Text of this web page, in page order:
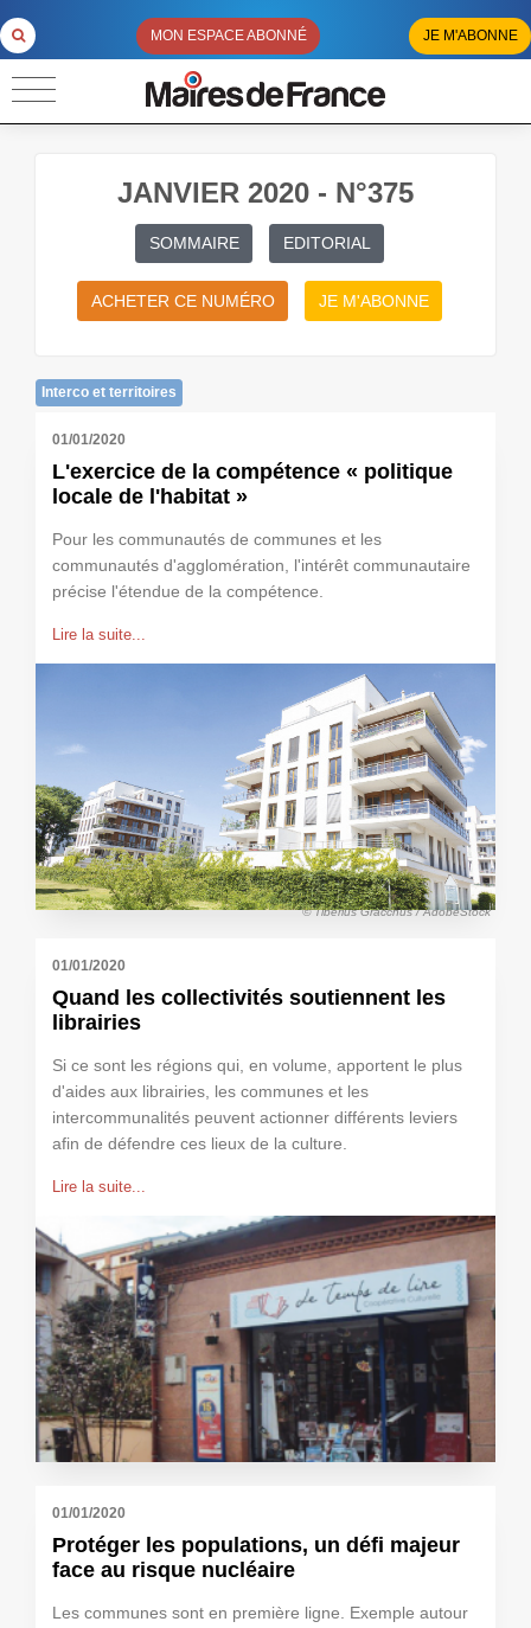
MON ESPACE ABONNÉ JE M'ABONNE
JANVIER 2020 - N°375
SOMMAIRE EDITORIAL
ACHETER CE NUMÉRO JE M'ABONNE
Interco et territoires
01/01/2020
L'exercice de la compétence « politique
locale de l'habitat »
Pour les communautés de communes et les
communautés d'agglomération, l'intérêt communautaire
précise l'étendue de la compétence.
Lire la suite...
© Tiberius Gracchus / AdobeStock
01/01/2020
Quand les collectivités soutiennent les
librairies
Si ce sont les régions qui, en volume, apportent le plus
d'aides aux librairies, les communes et les
intercommunalités peuvent actionner différents leviers
afin de défendre ces lieux de la culture.
Lire la suite...
01/01/2020
Protéger les populations, un défi majeur
face au risque nucléaire
Les communes sont en première ligne. Exemple autour